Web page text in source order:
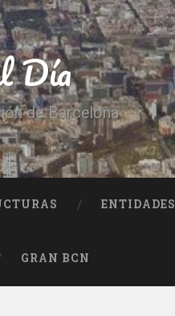
Día
de Barcelona
ENTIDADES
GRAN BCN